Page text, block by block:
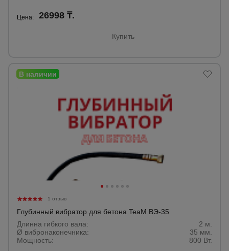
Цена: 26998 ₸.
Купить
1 отзыв
Глубинный вибратор для бетона TeaM ВЭ-35
Длинна гибкого вала:
2 м.
Ø вибронаконечника:
35 мм.
Мощность:
800 Вт.